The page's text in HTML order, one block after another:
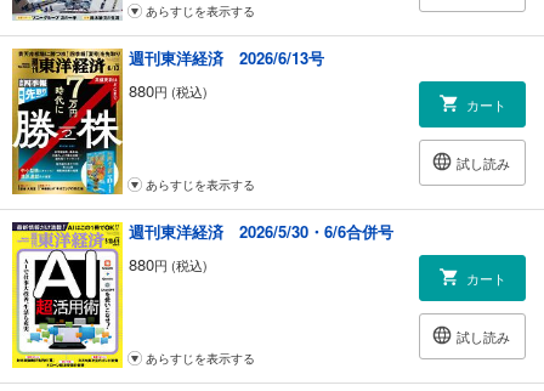
あらすじを表示する
週刊東洋経済 2026/6/13号
880円 (税込)
カート
試し読み
あらすじを表示する
週刊東洋経済 2026/5/30・6/6合併号
880円 (税込)
カート
試し読み
あらすじを表示する